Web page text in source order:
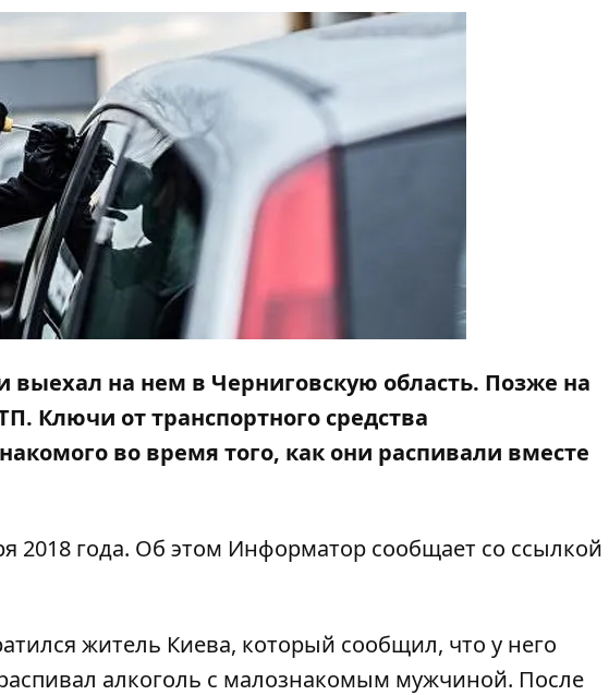
выехал на нем в Черниговскую область. Позже на
Ключи от транспортного средства
во время того, как они распивали вместе
2018 года. Об этом Информатор сообщает со ссылкой
житель Киева, который сообщил, что у него
алкоголь с малознакомым мужчиной. После